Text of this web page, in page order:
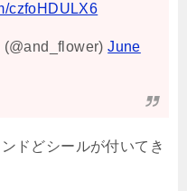
czfoHDULX6
(@and_flower)June
ドどシールが付いてき